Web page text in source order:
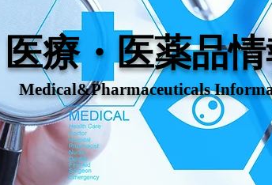
医療・医薬品
Medical&Pharmaceuticals